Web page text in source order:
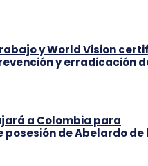
y World Vision
y erradicación
a Colombia para
de Abelardo de